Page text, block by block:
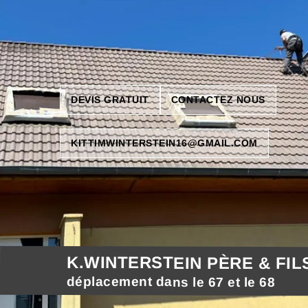
DEVIS GRATUIT CONTACTEZ NOUS
KITTIMWINTERSTEIN16@GMAIL.COM
K.WINTERSTEIN PÈRE &
déplacement dans le 67 et le 68